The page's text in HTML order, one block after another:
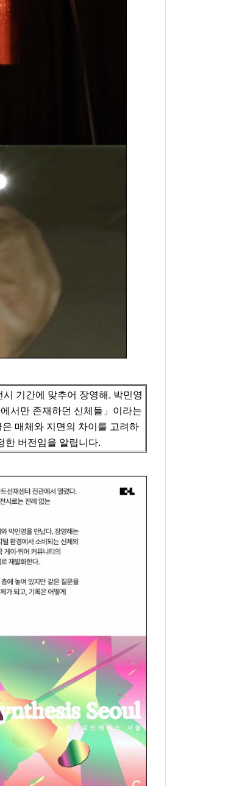
기간에 맞추어 장영해, 박민영
서만 존재하던 신체들」이라는
매체와 지면의 차이를 고려하
한 버전임을 알립니다.